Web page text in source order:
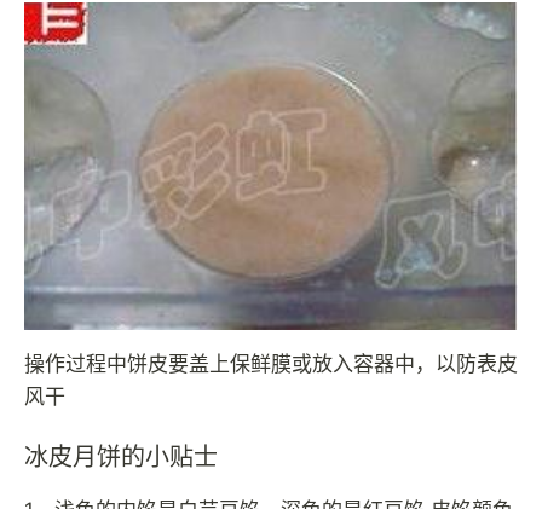
操作过程中饼皮要盖上保鲜膜或放入容器中，以防表皮
风干
冰皮月饼的小贴士